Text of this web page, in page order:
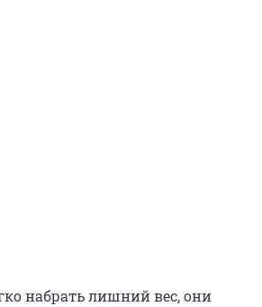
набрать лишний вес, они